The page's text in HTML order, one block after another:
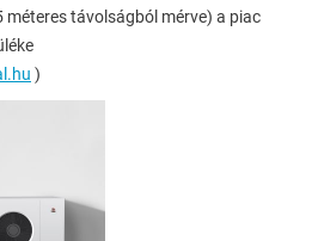
méteres távolságból mérve) a piac
)